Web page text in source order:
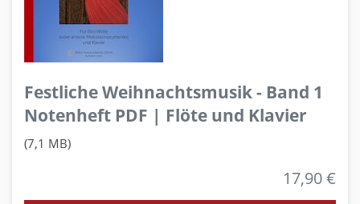
Festliche Weihnachtsmusik - Band 1
Notenheft PDF | Flöte und Klavier
(7,1 MB)
17,90 €